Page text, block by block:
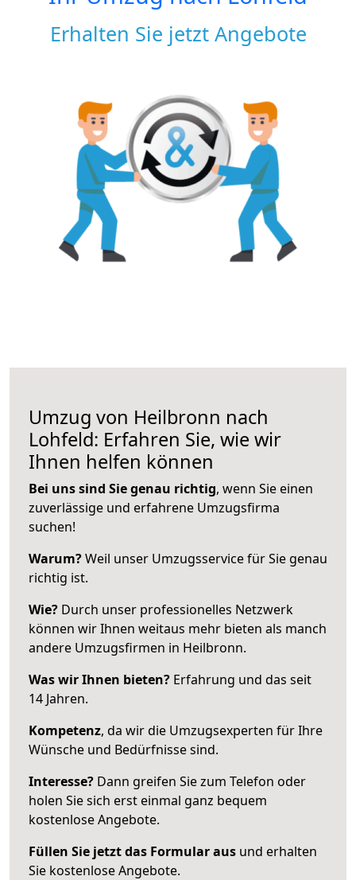
Erhalten Sie jetzt Angebote
Umzug von Heilbronn nach
Lohfeld: Erfahren Sie, wie wir
Ihnen helfen können
Bei uns sind Sie genau richtig, wenn Sie einen
zuverlässige und erfahrene Umzugsfirma
suchen!
Warum?Weil unser Umzugsservice für Sie genau
richtig ist.
Wie? Durch unser professionelles Netzwerk
können wir Ihnen weitaus mehr bieten als manch
andere Umzugsfirmen in Heilbronn.
Was wir Ihnen bieten? Erfahrung und das seit
14 Jahren.
Kompetenz, da wir die Umzugsexperten für Ihre
Wünsche und Bedürfnisse sind.
Interesse? Dann greifen Sie zum Telefon oder
holen Sie sich erst einmal ganz bequem
kostenlose Angebote.
Füllen Sie jetzt das Formular aus und erhalten
Sie kostenlose Angebote.